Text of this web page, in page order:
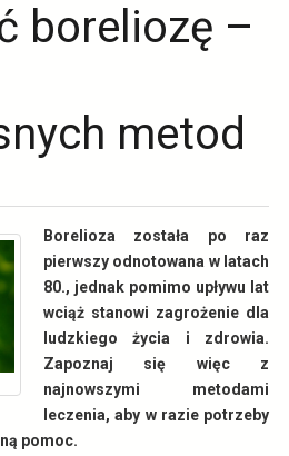
boreliozę –
metod
Borelioza została po raz
pierwszy odnotowana w latach
80., jednak pomimo upływu lat
wciąż stanowi zagrożenie dla
ludzkiego życia i zdrowia.
Zapoznaj się więc z
najnowszymi metodami
leczenia, aby w razie potrzeby
pomoc.